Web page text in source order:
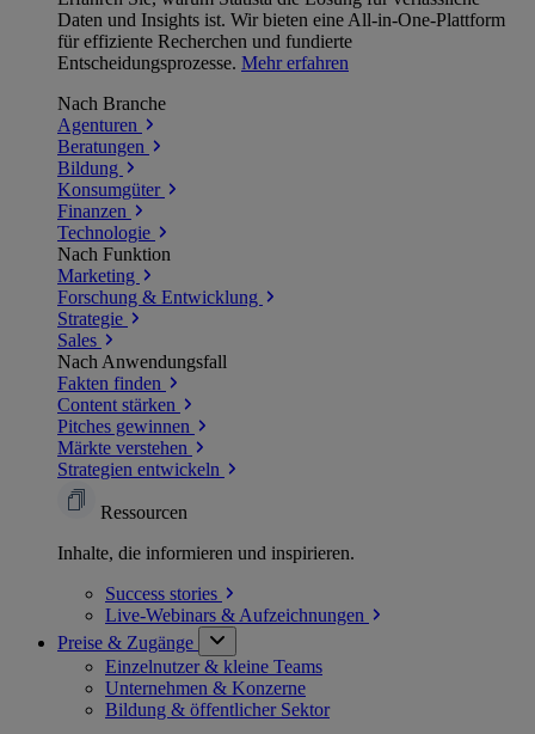
Daten und Insights ist. Wir bieten eine All-in-One-Plattform
für effiziente Recherchen und fundierte
Entscheidungsprozesse. Mehr erfahren
Nach Branche
Agenturen
Beratungen
Bildung
Konsumgüter
Finanzen
Technologie
Nach Funktion
Marketing
Forschung & Entwicklung
Strategie
Sales
Nach Anwendungsfall
Fakten finden
Content stärken
Pitches gewinnen
Märkte verstehen
Strategien entwickeln
Ressourcen
Inhalte, die informieren und inspirieren.
Success stories
Live-Webinars & Aufzeichnungen
Preise & Zugänge
Einzelnutzer & kleine Teams
Unternehmen & Konzerne
Bildung & öffentlicher Sektor